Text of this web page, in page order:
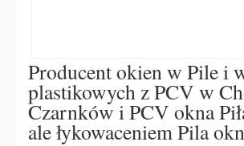
Producent okien w Pile i
plastikowych z PCV w
Czarnków i PCV okna
ale łykowaceniem Pila